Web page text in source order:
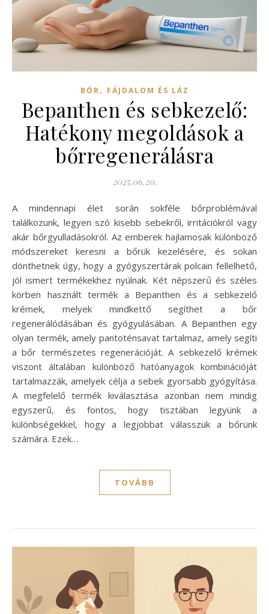
BŐR, FÁJDALOM ÉS LÁZ
Bepanthen és sebkezelő:
Hatékony megoldások a
bőrregenerálásra
2025.06.20.
A mindennapi élet során sokféle bőrproblémával
találkozunk, legyen szó kisebb sebekről, irritációkról vagy
akár bőrgyulladásokról. Az emberek hajlamosak különböző
módszereket keresni a bőrük kezelésére, és sokan
dönthetnek úgy, hogy a gyógyszertárak polcain fellelhető,
jól ismert termékekhez nyúlnak. Két népszerű és széles
körben használt termék a Bepanthen és a sebkezelő
krémek, melyek mindkettő segíthet a bőr
regenerálódásában és gyógyulásában. A Bepanthen egy
olyan termék, amely pantoténsavat tartalmaz, amely segíti
a bőr természetes regenerációját. A sebkezelő krémek
viszont általában különböző hatóanyagok kombinációját
tartalmazzák, amelyek célja a sebek gyorsabb gyógyítása.
A megfelelő termék kiválasztása azonban nem mindig
egyszerű, és fontos, hogy tisztában legyünk a
különbségekkel, hogy a legjobbat válasszuk a bőrünk
számára. Ezek…
TOVÁBB